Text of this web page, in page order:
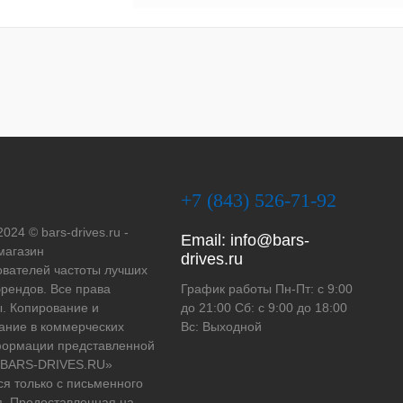
© bars-drives.ru -
частоты лучших
Все права
Копирование и
в коммерческих
представленной
DRIVES.RU»
только с письменного
+7 (843) 526-71-92
Email: info@bars-
drives.ru
График работы Пн-Пт: с 9:00
до 21:00 Сб: с 9:00 до 18:00
Вс: Выходной